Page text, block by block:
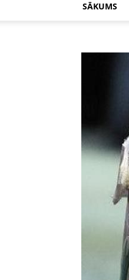
SĀKUMS